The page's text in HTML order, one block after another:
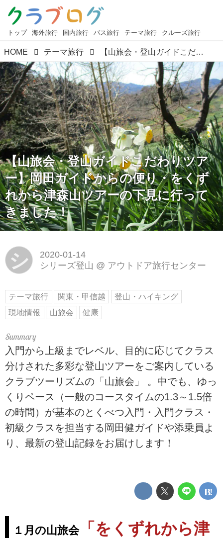
トップ 海外旅行 国内旅行 バス旅行 テーマ旅行 クルーズ旅行
HOME テーマ旅行 【山旅会・登山ガイドこだわりツアー】岡田ガイドからの便り・をくずれから津森山ツアーの下見に行ってきました！
【山旅会・登山ガイドこだわりツア
ー】岡田ガイドからの便り・をくず
れから津森山ツアーの下見に行って
きました！
シ
2020-01-14
シリーズ登山 @ アウトドア旅行センター
テーマ旅行 関東・甲信越
登山・ハイキング
現地情報
山旅会 健康
入門から上級までレベル、目的に応じてクラス
分けされた多彩な登山ツアーをご案内している
クラブツーリズムの「山旅会」 。中でも、ゆっ
くりペース（一般のコースタイムの1.3～1.5倍
の時間）が基本のとくべつ入門・入門クラス・
初級クラスを担当する岡田健ガイドや添乗員よ
り、最新の登山記録をお届けします！
１月の山旅会「をくずれから津